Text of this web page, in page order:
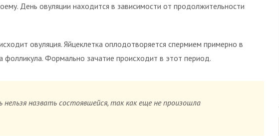
День овуляции находится в зависимости от продолжительности
овуляция. Яйцеклетка оплодотворяется спермием примерно в
фолликула. Формально зачатие происходит в этот период.
нельзя назвать состоявшейся, так как еще не произошла